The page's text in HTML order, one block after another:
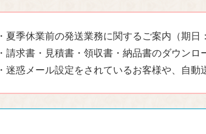
・夏季休業前の発送業務に関するご案内（期
・請求書・見積書・領収書・納品書のダウンロ
・迷惑メール設定をされているお客様や、自